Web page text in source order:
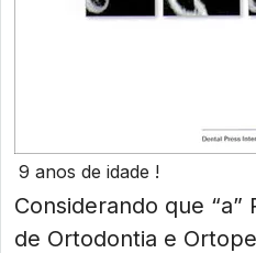
9 anos de idade !
Considerando que “a”
de Ortodontia e